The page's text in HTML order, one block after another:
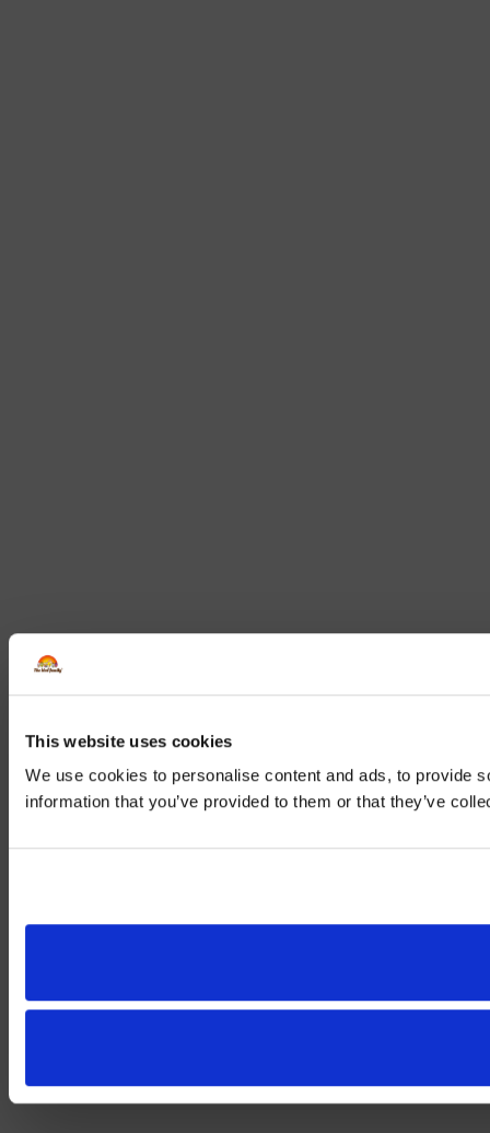
This website uses cookies
We use cookies to personalise content and ads, to provide
information that you’ve provided to them or that they’ve